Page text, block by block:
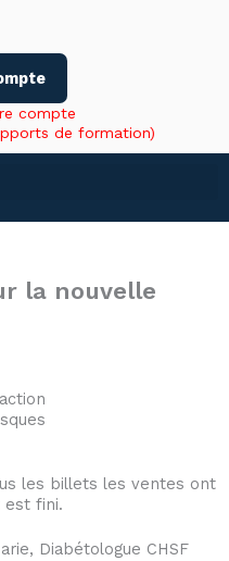
compte
de formation)
la nouvelle
les billets les ventes ont
est fini.
Diabétologue CHSF